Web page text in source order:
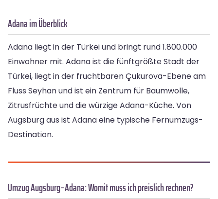
Adana im Überblick
Adana liegt in der Türkei und bringt rund 1.800.000
Einwohner mit. Adana ist die fünftgrößte Stadt der
Türkei, liegt in der fruchtbaren Çukurova-Ebene am
Fluss Seyhan und ist ein Zentrum für Baumwolle,
Zitrusfrüchte und die würzige Adana-Küche. Von
Augsburg aus ist Adana eine typische Fernumzugs-
Destination.
Umzug Augsburg–Adana: Womit muss ich preislich rechnen?